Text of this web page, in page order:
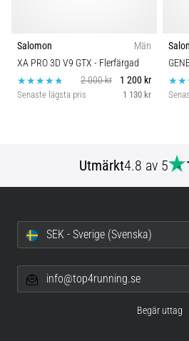
Salomon
Män
XA PRO 3D V9 GTX - Flerfärgad
2 000 kr
1 200 kr
Senaste lägsta pris 1 130 kr
Utmärkt4.8 av 5
SEK - Sverige (Svenska)
info@top4running.se
Begär uttag